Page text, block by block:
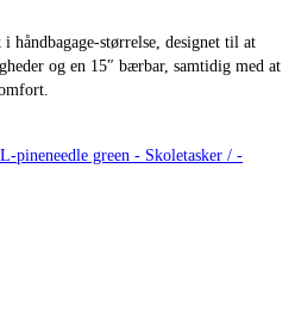
størrelse, designet til at
og en 15″ bærbar, samtidig med at